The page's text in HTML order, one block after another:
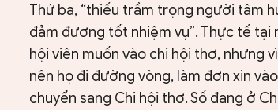
Thứ ba, “thiếu trầm trọng người tâm
đảm đương tốt nhiệm vụ”. Thực tế tại
hội viên muốn vào chi hội thơ, nhưng
nên họ đi đường vòng, làm đơn xin
chuyển sang Chi hội thơ. Số đang ở